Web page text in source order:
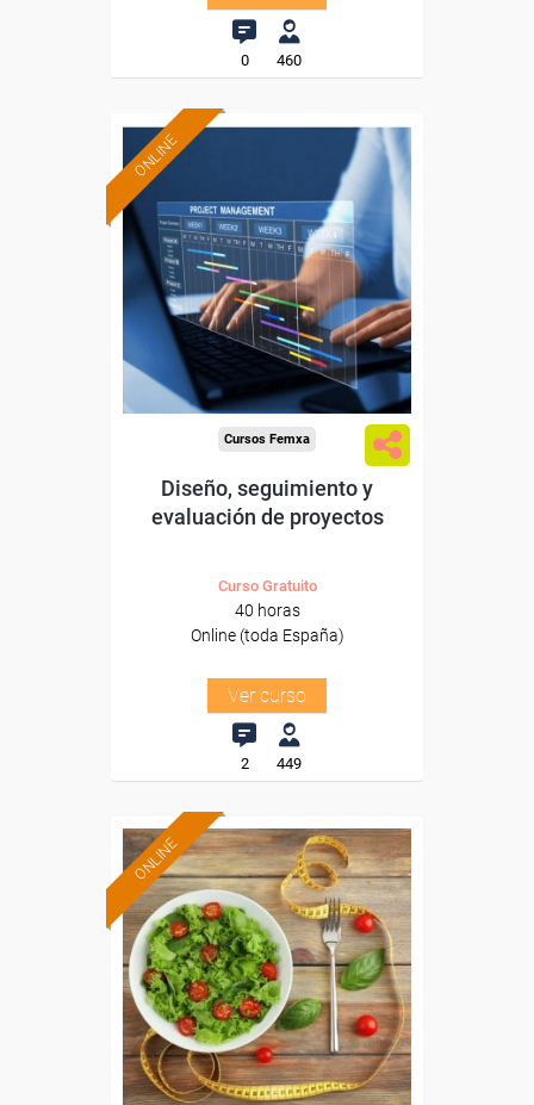
0 460
ONLINE
subvencionada.
Para desempleados,
trabajadores y autónomos.
Sector
-Administración.
Cursos Femxa
Diseño, seguimiento y
evaluación de proyectos
Curso Gratuito
40 horas
Online (toda España)
Ver curso
2 449
ONLINE
Formación 100%
subvencionada.
Para desempleados,
trabajadores y autónomos.
Sector
-Otros Servicios.